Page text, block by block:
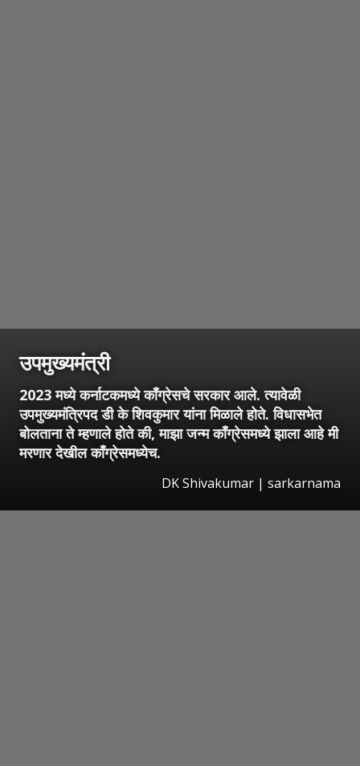
उपमुख्यमंत्री
2023 मध्ये कर्नाटकमध्ये काँग्रेसचे सरकार आले. त्यावेळी
उपमुख्यमंत्रिपद डी के शिवकुमार यांना मिळाले होते. विधासभेत
बोलताना ते म्हणाले होते की, माझा जन्म काँग्रेसमध्ये झाला आहे मी
मरणार देखील काँग्रेसमध्येच.
DK Shivakumar | sarkarnama